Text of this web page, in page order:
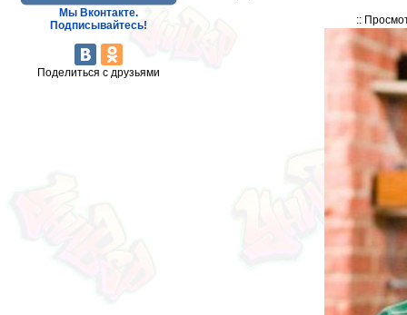
Мы Вконтакте.
Подписывайтесь!
Поделиться с друзьями
::